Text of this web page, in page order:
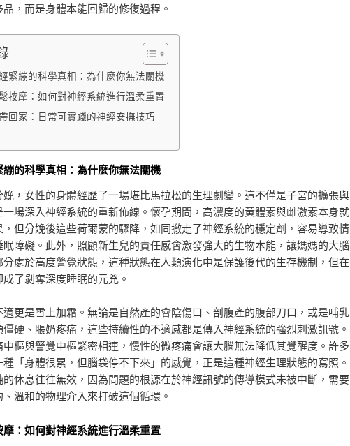
，而是身體本能回歸的修復過程。
緊繃的科學真相：為什麼你無法關機
按摩：如何對神經系統進行溫柔重置
回家：日常可實踐的神經安撫技巧
繃的科學真相：為什麼你無法關機
，女性的身體經歷了一場堪比馬拉松的生理劇變。這不僅是子宮的擴張與
一場深入神經系統的重新佈線。懷孕期間，高濃度的黃體素與雌激素本身就
但分娩後這些荷爾蒙的驟降，如同撤走了神經系統的穩定劑，容易導致情
障礙。此外，照顧新生兒的責任感會激發強大的生物本能，讓媽媽的大腦
處於高度警覺狀態，這種狀態在人類演化中是保護後代的生存機制，但在
了剝奪深度睡眠的元兇。
適更是雪上加霜。無論是自然產的會陰傷口、剖腹產的腹部刀口，或是哺乳
硬、脹奶疼痛，這些持續性的不適感都是傳入神經系統的強烈刺激訊號。
中樞與警覺中樞緊密相連，慢性的微疼痛會讓大腦無法降低其覺醒度。許多
「身體很累，但腦袋停不下來」的感覺，正是這種神經生理狀態的寫照。
的休息往往無效，因為問題的根源在於神經訊號的傳導模式未被中斷，需要
溫和的物理介入來打破這個循環。
：如何對神經系統進行溫柔重置